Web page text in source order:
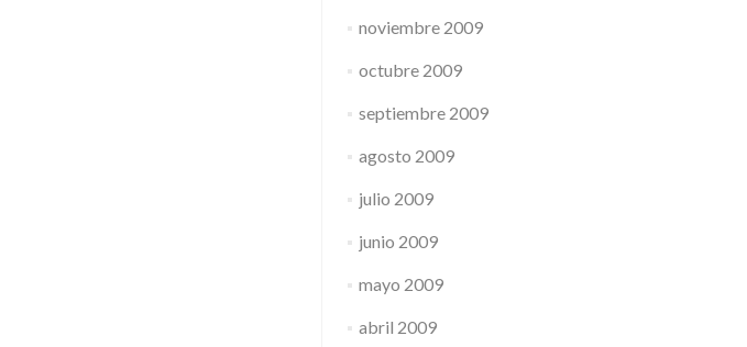
noviembre 2009
octubre 2009
septiembre 2009
agosto 2009
julio 2009
junio 2009
mayo 2009
abril 2009